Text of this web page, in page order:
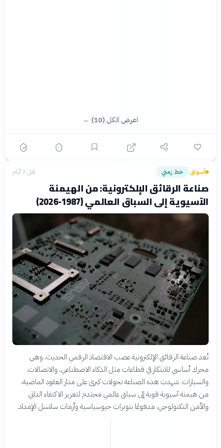
اعرض الكل (10) ←
أسواق› خط زمني قبل 7 أيام
صناعة الرقائق الإلكترونية: من الهيمنة
الآسيوية إلى السباق العالمي (1987-2026)
تُعد صناعة الرقائق الإلكترونية عصب الاقتصاد الرقمي الحديث، وهي
محرك أساسي للابتكار في قطاعات مثل الذكاء الاصطناعي، والاتصالات،
والسيارات. شهدت هذه الصناعة تحولات كبرى على مدار العقود الماضية،
من هيمنة آسيوية قوية إلى سباق عالمي محتدم لتعزيز الاكتفاء الذاتي
والأمن التكنولوجي، مدفوعًا بتوترات جيوسياسية وأزمات سلاسل الإمداد.